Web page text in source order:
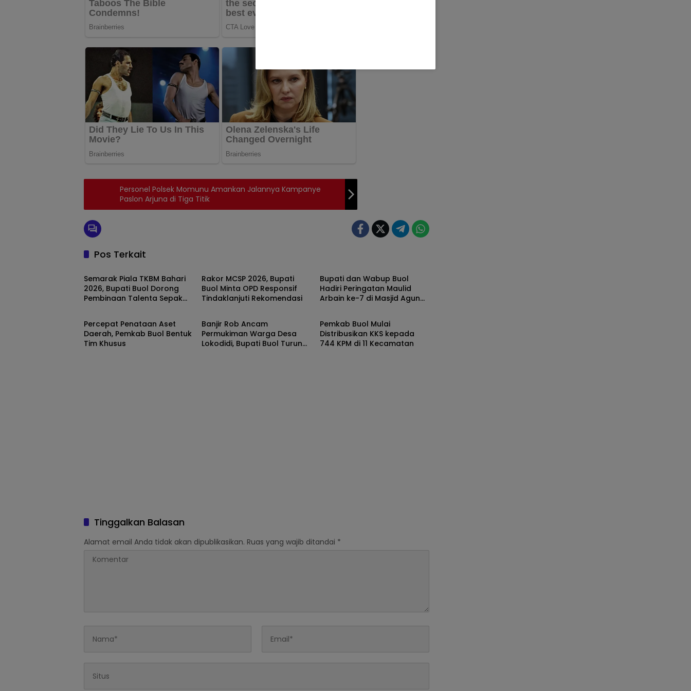
Personel Polsek Momunu Amankan Jalannya Kampanye
Paslon Arjuna di Tiga Titik
Pos Terkait
BUOL
Semarak Piala TKBM Bahari
2026, Bupati Buol Dorong
Pembinaan Talenta Sepak
Rakor MCSP 2026, Bupati
Buol Minta OPD Responsif
Tindaklanjuti Rekomendasi
Bupati dan Wabup Buol
Hadiri Peringatan Maulid
Arbain ke-7 di Masjid Agung
BUOL
Percepat Penataan Aset
Daerah, Pemkab Buol Bentuk
Tim Khusus
BUOL
Banjir Rob Ancam
Permukiman Warga Desa
Lokodidi, Bupati Buol Turun
BUOL
Pemkab Buol Mulai
Distribusikan KKS kepada
744 KPM di 11 Kecamatan
Tinggalkan Balasan
Alamat email Anda tidak akan dipublikasikan. Ruas yang wajib ditandai *